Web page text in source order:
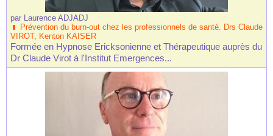
par Laurence ADJADJ
Prévention du burn-out chez les professionnels de santé. Drs Claude
VIROT, Kenton KAISER
Formée en Hypnose Ericksonienne et Thérapeutique auprès du
Dr Claude Virot à l'Institut Emergences...